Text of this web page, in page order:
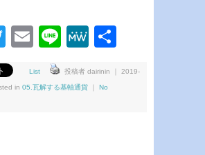
Twitter
EmailLineMeWe
List 投稿者 dairinin ｜ 2019-
in 05.瓦解する基軸通貨 No